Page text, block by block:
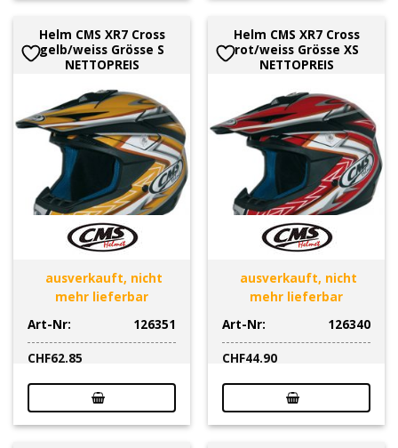
Helm CMS XR7 Cross
gelb/weiss Grösse S
NETTOPREIS
ausverkauft, nicht
mehr lieferbar
Art-Nr:
126351
CHF62.85
Helm CMS XR7 Cross
rot/weiss Grösse XS
NETTOPREIS
ausverkauft, nicht
mehr lieferbar
Art-Nr:
126340
CHF44.90